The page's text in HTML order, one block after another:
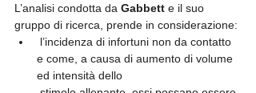
L’analisi condotta da Gabbett e il suo
gruppo di ricerca, prende in considerazione:
e come, a causa di aumento di volume
ed intensità dello